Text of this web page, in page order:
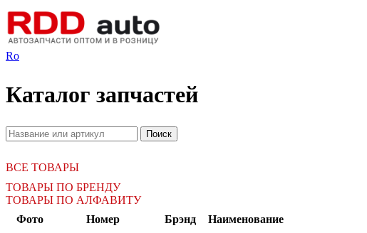
Ro
Каталог запчастей
ВСЕ ТОВАРЫ
ТОВАРЫ ПО БРЕНДУ
ТОВАРЫ ПО АЛФАВИТУ
Фото
Номер Брэнд Наименование